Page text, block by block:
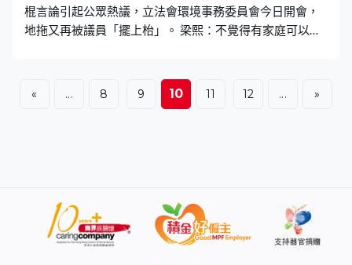
棍言論引起公眾熱議，立法會環境事務委員會今日開會，
地拖又再被議員「擺上枱」。 梁熙：不覺得有家庭可以集
果想慳錢「可以等多啲集埋一齊，或者與其他都是長型的
垃圾綁埋一齊便宜些」。 民建聯立法會議員梁熙聽完就追
« ... 8 9 10 11 12 ... »